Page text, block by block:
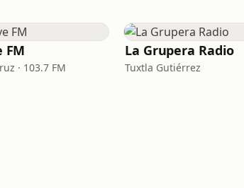
FM
· 103.7 FM
La Grupera Radio
Tuxtla Gutiérrez